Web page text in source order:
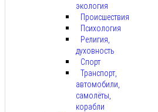
экология
Происшествия
Психология
Религия,
духовность
Спорт
Транспорт,
автомобили,
самолёты,
корабли